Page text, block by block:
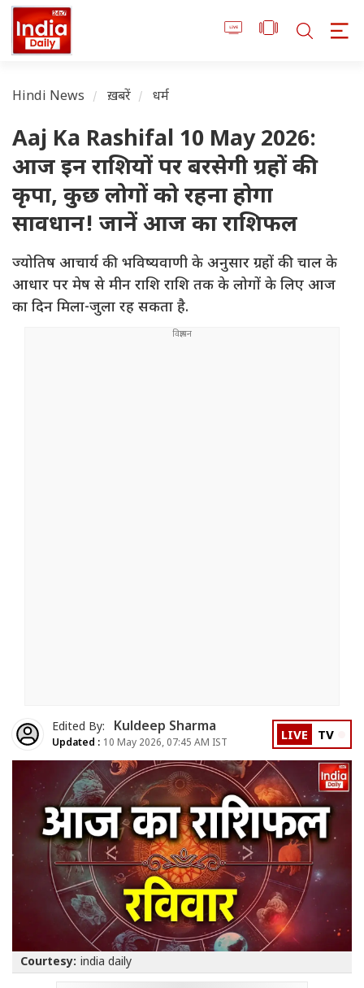
Hindi News ख़बरें धर्म
Aaj Ka Rashifal 10 May 2026:
आज इन राशियों पर बरसेगी ग्रहों की
कृपा, कुछ लोगों को रहना होगा
सावधान! जानें आज का राशिफल
ज्योतिष आचार्य की भविष्यवाणी के अनुसार ग्रहों की चाल के
आधार पर मेष से मीन राशि राशि तक के लोगों के लिए आज
का दिन मिला-जुला रह सकता है.
Edited By: Kuldeep Sharma
Updated : 10 May 2026, 07:45 AM IST LIVE TV
Courtesy: india daily